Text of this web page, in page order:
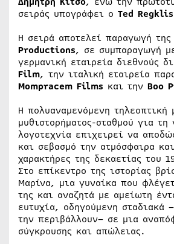
σειράς υπογράφει ο Ted Regklis
Η σειρά αποτελεί παραγωγή της
Productions, σε συμπαραγωγή
γερμανική εταιρεία διεθνούς
Film, την ιταλική εταιρεία
Mompracem Films και την Boo
Η πολυαναμενόμενη τηλεοπτική
μυθιστορήματος-σταθμού για τη
λογοτεχνία επιχειρεί να
και σεβασμό την ατμόσφαιρα
χαρακτήρες της δεκαετίας του
Στο επίκεντρο της ιστορίας
Μαρίνα, μια γυναίκα που
της και αναζητά με αμείωτη
ευτυχία, οδηγούμενη σταδιακά
την περιβάλλουν– σε μια
σύγκρουσης και απώλειας.